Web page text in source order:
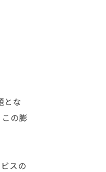
とな
の膨
スの